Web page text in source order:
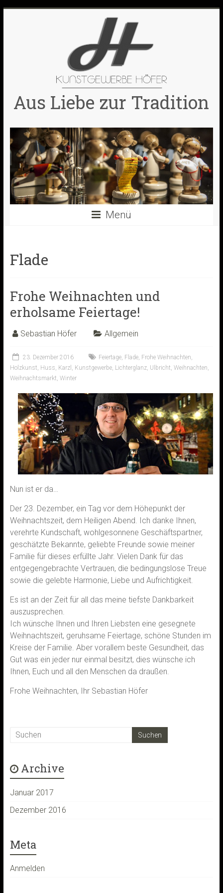
Aus Liebe zur Tradition
Menü
Flade
Frohe Weihnachten und
erholsame Feiertage!
Sebastian Höfer Allgemein
23. Dezember 2016 Feiertage, Flade, Frohe Weihnachten
Holzkunst Huss Karzl Kunstgewerbe, Lichterglanz, Ulbricht Weihnachten
Weihnachtsmarkt Winter
Nun ist er da…
Der 23. Dezember, ein Tag vor dem Höhepunkt der
Weihnachtszeit, dem Heiligen Abend. Ich danke Ihnen,
verehrte Kundschaft, wohlgesonnene Geschäftspartner,
geschätzte Bekannte, geliebte Freunde sowie meiner
Familie für dieses erfüllte Jahr. Vielen Dank für das
entgegengebrachte Vertrauen, die bedingungslose Treue
sowie die gelebte Harmonie, Liebe und Aufrichtigkeit.
Es ist an der Zeit für all das meine tiefste Dankbarkeit
auszusprechen.
Ich wünsche Ihnen und Ihren Liebsten eine gesegnete
Weihnachtszeit, geruhsame Feiertage, schöne Stunden im
Kreise der Familie. Aber vorallem beste Gesundheit, das
Gut was ein jeder nur einmal besitzt, dies wünsche ich
Ihnen, Euch und all den Menschen da draußen.
Frohe Weihnachten, Ihr Sebastian Höfer
Archive
Januar 2017
Dezember 2016
Meta
Anmelden